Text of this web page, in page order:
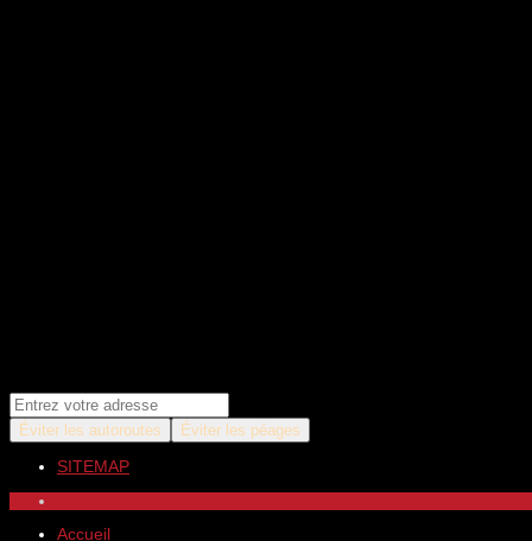
Éviter les autoroutes Éviter les péages
SITEMAP
Accueil